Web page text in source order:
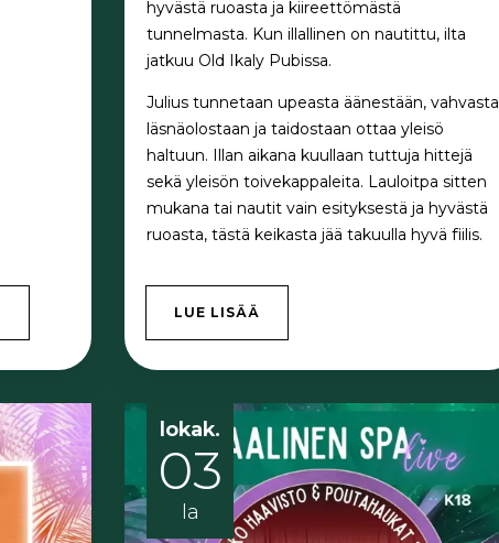
hyvästä ruoasta ja kiireettömästä
tunnelmasta. Kun illallinen on nautittu, ilta
jatkuu Old Ikaly Pubissa.
Julius tunnetaan upeasta äänestään, vahvasta
läsnäolostaan ja taidostaan ottaa yleisö
haltuun. Illan aikana kuullaan tuttuja hittejä
sekä yleisön toivekappaleita. Lauloitpa sitten
mukana tai nautit vain esityksestä ja hyvästä
ruoasta, tästä keikasta jää takuulla hyvä fiilis.
LUE LISÄÄ
lokak.
03
la